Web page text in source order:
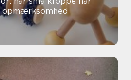
opmærksomhed